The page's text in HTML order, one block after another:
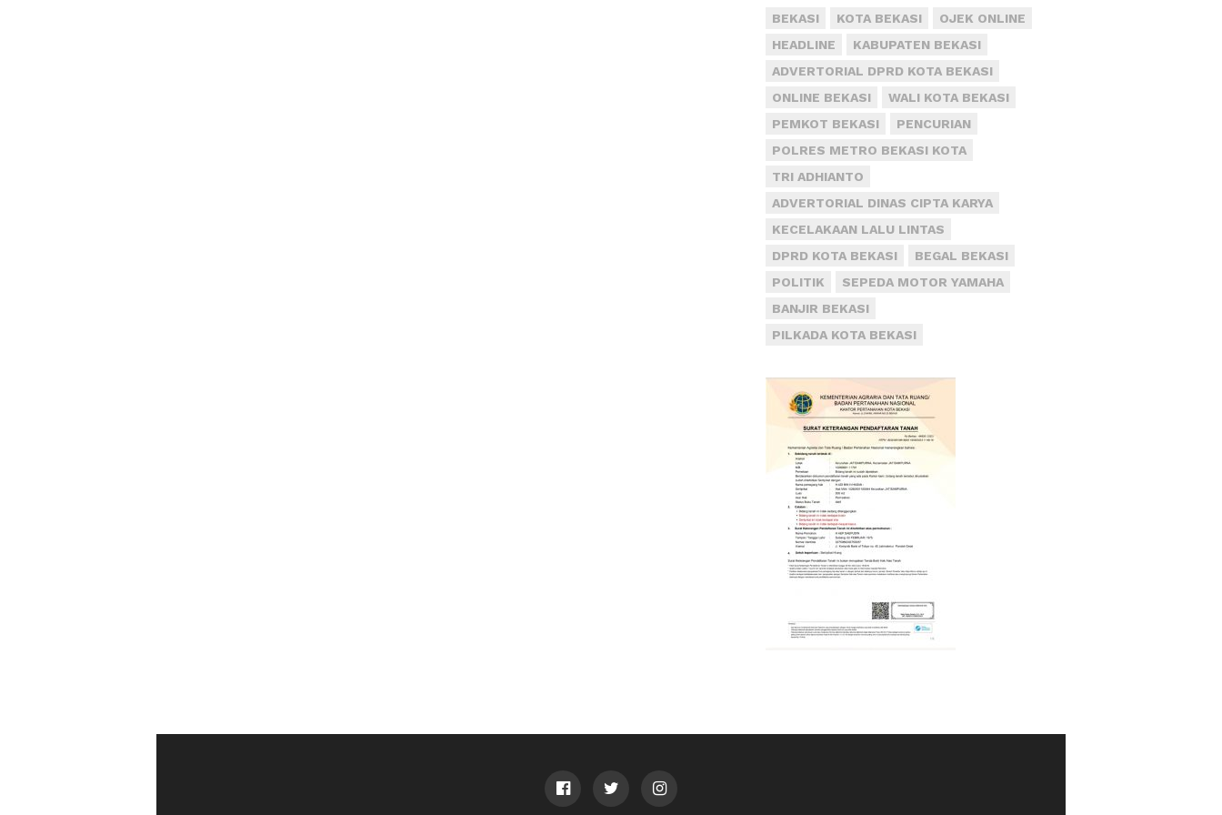
BEKASI KOTA BEKASI
OJEK ONLINE
HEADLINE
KABUPATEN BEKASI
ADVERTORIAL DPRD KOTA BEKASI
ONLINE BEKASI
WALI KOTA BEKASI
PEMKOT BEKASI
PENCURIAN
POLRES METRO BEKASI KOTA
TRI ADHIANTO
ADVERTORIAL DINAS CIPTA KARYA
KECELAKAAN LALU LINTAS
DPRD KOTA BEKASI
BEGAL BEKASI
POLITIK
SEPEDA MOTOR YAMAHA
BANJIR BEKASI
PILKADA KOTA BEKASI